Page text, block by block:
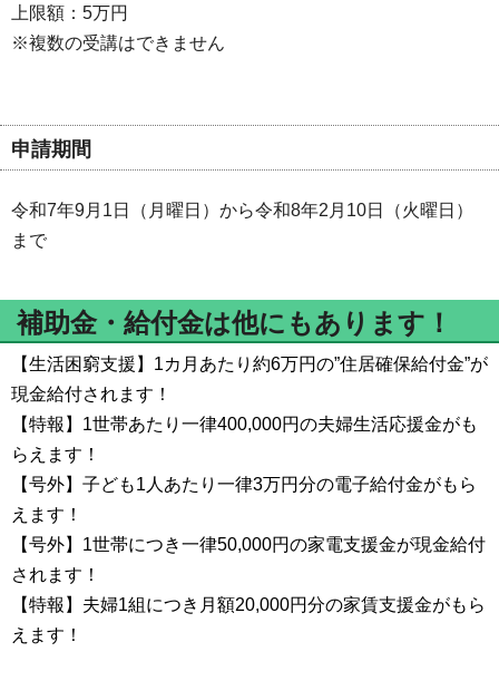
上限額：5万円
※複数の受講はできません
申請期間
令和7年9月1日（月曜日）から令和8年2月10日（火曜日）
まで
補助金・給付金は他にもあります！
【生活困窮支援】1カ月あたり約6万円の”住居確保給付金”が
現金給付されます！
【特報】1世帯あたり一律400,000円の夫婦生活応援金がも
らえます！
【号外】子ども1人あたり一律3万円分の電子給付金がもら
えます！
【号外】1世帯につき一律50,000円の家電支援金が現金給付
されます！
【特報】夫婦1組につき月額20,000円分の家賃支援金がもら
えます！